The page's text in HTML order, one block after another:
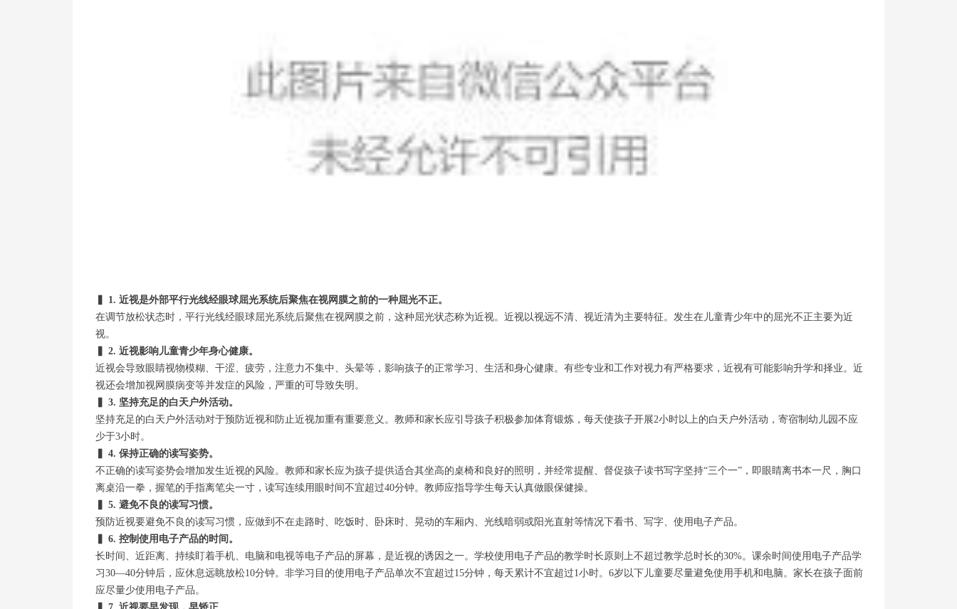
▍ 1. 近视是外部平行光线经眼球屈光系统后聚焦在视网膜之前的一种屈光不正。
在调节放松状态时，平行光线经眼球屈光系统后聚焦在视网膜之前，这种屈光状态称为近视。近视以视远不清、视近清为主要特征。发生在儿童青少年中的屈光不正主要为近
视。
▍ 2. 近视影响儿童青少年身心健康。
近视会导致眼睛视物模糊、干涩、疲劳，注意力不集中、头晕等，影响孩子的正常学习、生活和身心健康。有些专业和工作对视力有严格要求，近视有可能影响升学和择业。近
视还会增加视网膜病变等并发症的风险，严重的可导致失明。
▍ 3. 坚持充足的白天户外活动。
坚持充足的白天户外活动对于预防近视和防止近视加重有重要意义。教师和家长应引导孩子积极参加体育锻炼，每天使孩子开展2小时以上的白天户外活动，寄宿制幼儿园不应
少于3小时。
▍ 4. 保持正确的读写姿势。
不正确的读写姿势会增加发生近视的风险。教师和家长应为孩子提供适合其坐高的桌椅和良好的照明，并经常提醒、督促孩子读书写字坚持“三个一”，即眼睛离书本一尺，胸口
离桌沿一拳，握笔的手指离笔尖一寸，读写连续用眼时间不宜超过40分钟。教师应指导学生每天认真做眼保健操。
▍ 5. 避免不良的读写习惯。
预防近视要避免不良的读写习惯，应做到不在走路时、吃饭时、卧床时、晃动的车厢内、光线暗弱或阳光直射等情况下看书、写字、使用电子产品。
▍ 6. 控制使用电子产品的时间。
长时间、近距离、持续盯着手机、电脑和电视等电子产品的屏幕，是近视的诱因之一。学校使用电子产品的教学时长原则上不超过教学总时长的30%。课余时间使用电子产品学
习30—40分钟后，应休息远眺放松10分钟。非学习目的使用电子产品单次不宜超过15分钟，每天累计不宜超过1小时。6岁以下儿童要尽量避免使用手机和电脑。家长在孩子面前
应尽量少使用电子产品。